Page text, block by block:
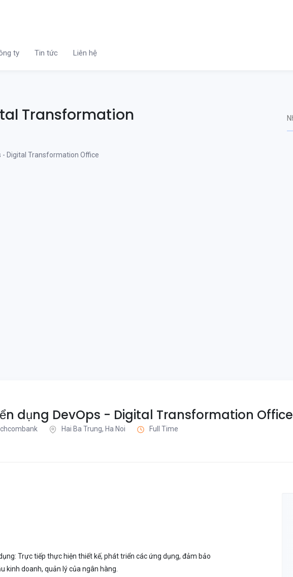
ty Tin tức Liên hệ
Transformation
- Digital Transformation Office
dụng DevOps - Digital Transformation Office
Hai Ba Trung, Ha Noi Full Time
Trực tiếp thực hiện thiết kế, phát triển các ứng dụng, đảm bảo
kinh doanh, quản lý của ngân hàng.